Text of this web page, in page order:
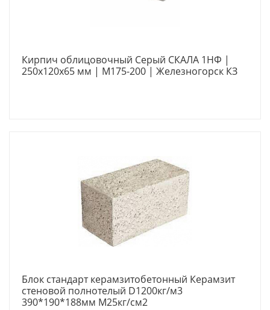
Кирпич облицовочный Серый СКАЛА 1НФ |
250х120х65 мм | М175-200 | Железногорск КЗ
Блок стандарт керамзитобетонный Керамзит
стеновой полнотелый D1200кг/м3
390*190*188мм М25кг/см2